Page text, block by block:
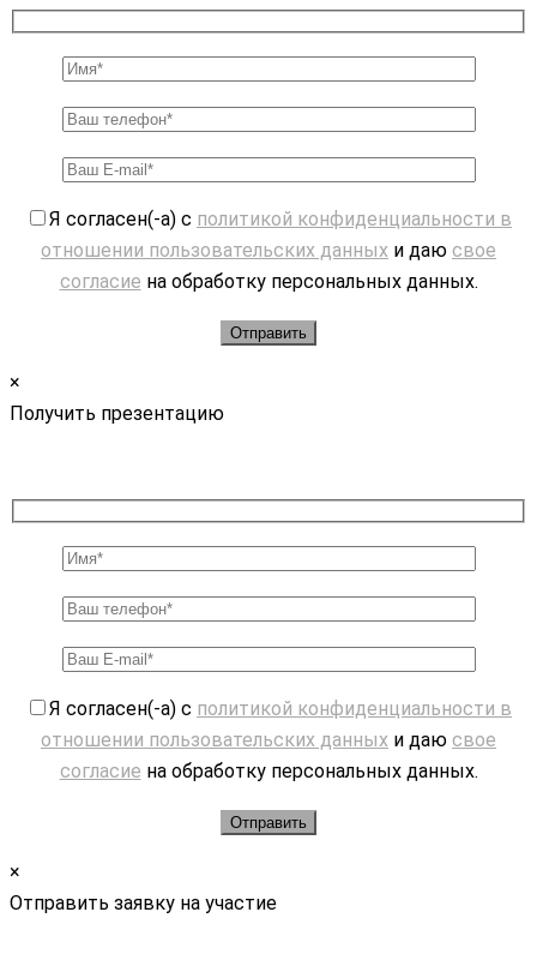
Я согласен(-а) с политикой конфиденциальности в
отношении пользовательских данных и даю свое
согласие на обработку персональных данных.
×
Получить презентацию
Я согласен(-а) с политикой конфиденциальности в
отношении пользовательских данных и даю свое
согласие на обработку персональных данных.
×
Отправить заявку на участие